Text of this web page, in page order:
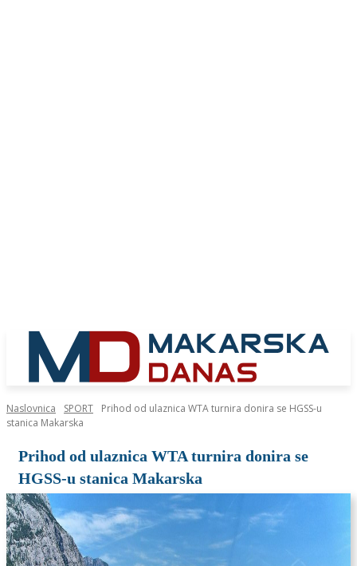
Naslovnica SPORT
Prihod od ulaznica WTA turnira donira se HGSS-u
stanica Makarska
Prihod od ulaznica WTA turnira donira se
HGSS-u stanica Makarska